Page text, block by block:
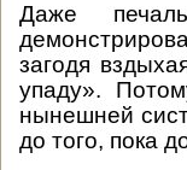
Даже
загодя
упаду».
нынешней
до того, пока